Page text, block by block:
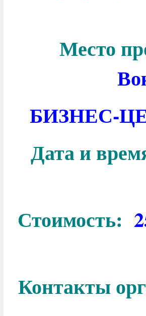
Место
БИЗНЕС-
Дата и
Стоимость:
Контакты